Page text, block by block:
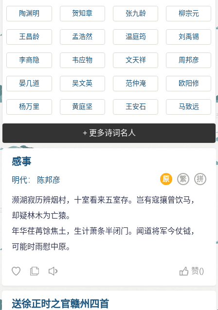
陶渊明 贺知章 张九龄 柳宗元
王昌龄 孟浩然 温庭筠 刘禹锡
李商隐 韦应物 文天祥 周邦彦
晏几道 吴文英 范仲淹 欧阳修
杨万里 黄庭坚 王安石 马致远
+ 更多诗词名人
感事
明代： 陈邦彦 拼
繁
原
濒湖寂历辨烟村，十室看来五室存。岂有寇攘曾饮马，
却疑林木为亡猿。
年华荏苒馀焦土，生计萧条半闭门。闻道将军今仗钺，
可能时雨慰中原。
赞()
送徐正时之官赣州四首